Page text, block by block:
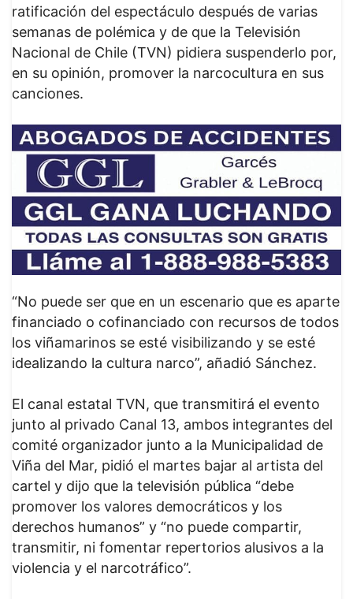
ratificación del espectáculo después de varias
semanas de polémica y de que la Televisión
Nacional de Chile (TVN) pidiera suspenderlo por,
en su opinión, promover la narcocultura en sus
canciones.
“No puede ser que en un escenario que es aparte
financiado o cofinanciado con recursos de todos
los viñamarinos se esté visibilizando y se esté
idealizando la cultura narco”, añadió Sánchez.
El canal estatal TVN, que transmitirá el evento
junto al privado Canal 13, ambos integrantes del
comité organizador junto a la Municipalidad de
Viña del Mar, pidió el martes bajar al artista del
cartel y dijo que la televisión pública “debe
promover los valores democráticos y los
derechos humanos” y “no puede compartir,
transmitir, ni fomentar repertorios alusivos a la
violencia y el narcotráfico”.